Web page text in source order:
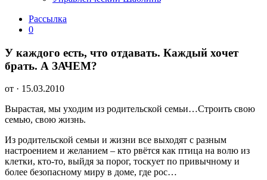
Рассылка
0
У каждого есть, что отдавать. Каждый хочет
брать. А ЗАЧЕМ?
от · 15.03.2010
Вырастая, мы уходим из родительской семьи…Строить свою
семью, свою жизнь.
Из родительской семьи и жизни все выходят с разным
настроением и желанием – кто рвётся как птица на волю из
клетки, кто-то, выйдя за порог, тоскует по привычному и
более безопасному миру в доме, где рос…